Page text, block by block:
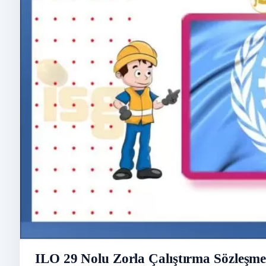
ILO 29 Nolu Zorla Çalıştırma